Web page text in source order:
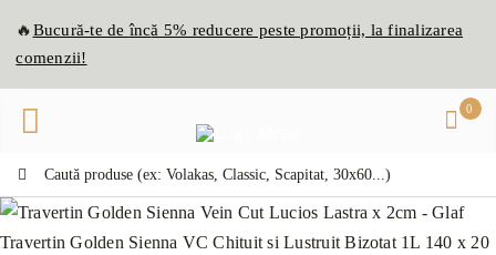
🔥Bucură-te deîncă 5% reducere peste promoții, la finalizarea
comenzii!
0